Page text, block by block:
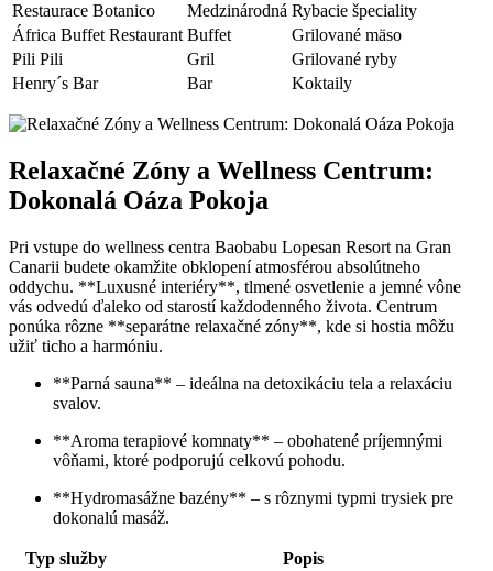
Restaurace Botanico
Medzinárodná Rybacie špeciality
África Buffet Restaurant Buffet
Grilované mäso
Pili Pili
Gril
Grilované ryby
Henry´s Bar
Bar Koktaily
Relaxačné Zóny a Wellness Centrum:
Dokonalá Oáza Pokoja
Pri vstupe do wellness centra Baobabu Lopesan Resort na Gran
Canarii budete okamžite obklopení atmosférou absolútneho
oddychu. **Luxusné interiéry**, tlmené osvetlenie a jemné vône
vás odvedú ďaleko od starostí každodenného života. Centrum
ponúka rôzne **separátne relaxačné zóny**, kde si hostia môžu
užiť ticho a harmóniu.
**Parná sauna** – ideálna na detoxikáciu tela a relaxáciu
svalov.
**Aroma terapiové komnaty** – obohatené príjemnými
vôňami, ktoré podporujú celkovú pohodu.
**Hydromasážne bazény** – s rôznymi typmi trysiek pre
dokonalú masáž.
Typ služby Popis